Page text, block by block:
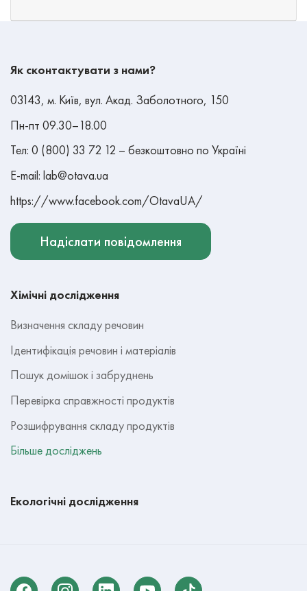
Як сконтактувати з нами?
03143, м. Київ, вул. Акад. Заболотного, 150
Пн-пт 09.30–18.00
Тел: 0 (800) 33 72 12 – безкоштовно по Україні
E-mail: lab@otava.ua
https://www.facebook.com/OtavaUA/
Надіслати повідомлення
Хімічні дослідження
Визначення складу речовин
Ідентифікація речовин і матеріалів
Пошук домішок і забруднень
Перевірка справжності продуктів
Розшифрування складу продуктів
Більше досліджень
Екологічні дослідження